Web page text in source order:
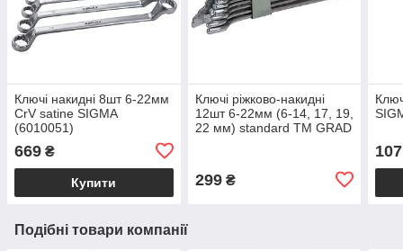
Ключі накидні 8шт 6-22мм
CrV satine SIGMA
(6010051)
669 ₴
Купити
Ключі ріжково-накидні
12шт 6-22мм (6-14, 17, 19,
22 мм) standard ТМ GRAD
299₴
107
Подібні товари компанії